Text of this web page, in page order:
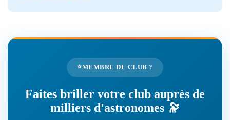
⭐MEMBRE DU CLUB ?
Faites briller votre club auprès de
milliers d'astronomes 🔭